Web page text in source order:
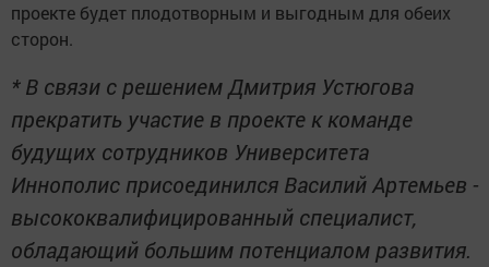
проекте будет плодотворным и выгодным для обеих
сторон.
* В связи с решением Дмитрия Устюгова
прекратить участие в проекте к команде
будущих сотрудников Университета
Иннополис присоединился Василий Артемьев -
высококвалифицированный специалист,
обладающий большим потенциалом развития.